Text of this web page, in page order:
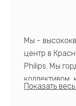
Мы -
центр в
Philips. Мы
коллективом,
диагностику